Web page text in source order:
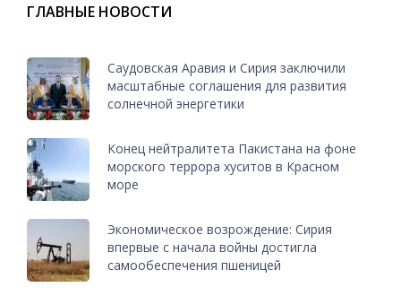
ГЛАВНЫЕ НОВОСТИ
Саудовская Аравия и Сирия заключили
масштабные соглашения для развития
солнечной энергетики
Конец нейтралитета Пакистана на фоне
морского террора хуситов в Красном
море
Экономическое возрождение: Сирия
впервые с начала войны достигла
самообеспечения пшеницей